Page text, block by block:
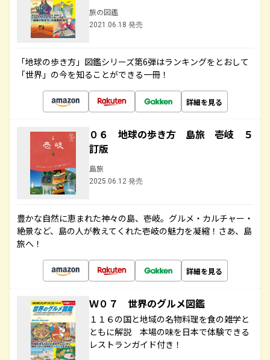
旅の図鑑
2021.06.18 発売
「地球の歩き方」図鑑シリーズ第6弾はランキングをとおして
「世界」の今を知ることができる一冊！
詳細を見る
０６ 地球の歩き方 島旅 壱岐 ５
訂版
島旅
2025.06.12 発売
豊かな自然に恵まれた神々の島、壱岐。グルメ・カルチャー・
絶景など、島の人が教えてくれた壱岐の魅力を凝縮！さあ、島
旅へ！
詳細を見る
Ｗ０７ 世界のグルメ図鑑
１１６の国と地域の名物料理を食の雑学と
ともに解説 本場の味を日本で体験できる
レストランガイド付き！